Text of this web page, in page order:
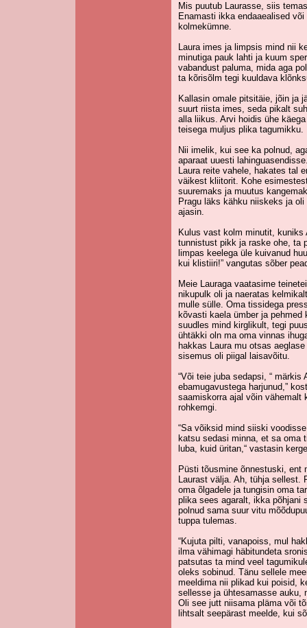
Mis puutub Laurasse, siis
Enamasti ikka endaaealised
kolmekümne.
Laura imes ja limpsis mind nii
minutiga pauk lahti ja kuum
vabandust paluma, mida aga
ta kõrisõlm tegi kuuldava
Kallasin omale pitsitäie, jõin ja
suurt riista imes, seda pikalt
alla liikus. Arvi hoidis ühe
teisega muljus plika tagumikku.
Nii imelik, kui see ka polnud,
aparaat uuesti
Laura reite vahele, hakates tal
väikest kliitorit. Kohe
suuremaks ja muutus
Pragu läks kähku niiskeks ja
ajasin.
Kulus vast kolm minutit, kuniks
tunnistust pikk ja raske ohe, ta
limpas keelega üle kuivanud
kui klistiiri!” vangutas sõber
Meie Lauraga vaatasime
nikupulk oli ja naeratas
mulle sülle. Oma tissidega
kõvasti kaela ümber ja
suudles mind kirglikult, tegi
ühtäkki oln ma oma vinnas
hakkas Laura mu otsas
sisemus oli piigal laisavõitu.
“Või teie juba sedapsi, “ märkis
ebamugavustega harjunud,”
saamiskorra ajal võin vähemalt
rohkemgi.
“Sa võiksid mind siiski
katsu sedasi minna, et sa oma
luba, kuid üritan,“ vastasin
Püsti tõusmine õnnestuski, ent
Laurast välja. Ah, tühja sellest.
oma õlgadele ja tungisin oma
plika sees agaralt, ikka põhjani
polnud sama suur vitu
tuppa tulemas.
“Kujuta pilti, vanapoiss, mul
ilma vähimagi häbitundeta
patsutas ta mind veel
oleks sobinud. Tänu sellele
meeldima nii plikad kui poisid,
sellesse ja ühtesamasse auku,
Oli see jutt niisama pläma või
lihtsalt seepärast meelde, kui